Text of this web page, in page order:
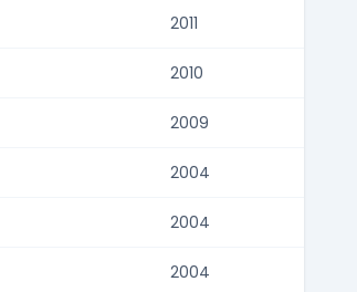
2011
2010
2009
2004
2004
2004